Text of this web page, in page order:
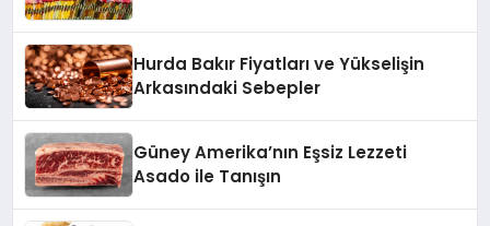
Hurda Bakır Fiyatları ve Yükselişin
Arkasındaki Sebepler
Güney Amerika’nın Eşsiz Lezzeti
Asado ile Tanışın